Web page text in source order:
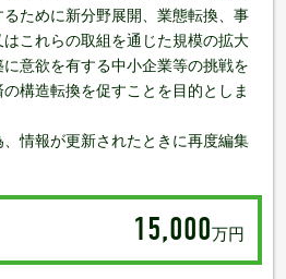
ために新分野展開、業態転換、事
これらの取組を通じた規模の拡大
意欲を有する中小企業等の挑戦を
構造転換を促すことを目的としま
情報が更新されたときに再度編集
15,000万円